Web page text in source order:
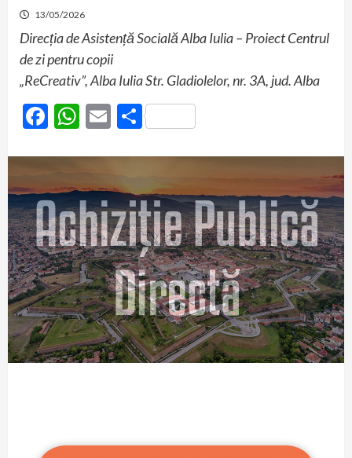
13/05/2026
Direcția de Asistență Socială Alba Iulia – Proiect Centrul
de zi pentru copii
„ReCreativ”, Alba Iulia Str. Gladiolelor, nr. 3A, jud. Alba
Facebook
WhatsApp
EmailPartajează